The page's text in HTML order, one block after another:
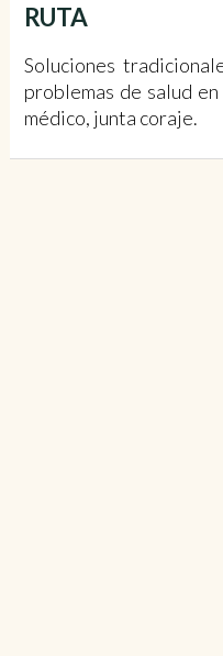
RUTA
Soluciones
problemas de salud
médico, junta coraje.